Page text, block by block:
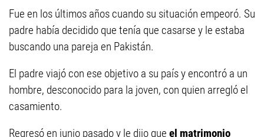
Fue en los últimos años cuando su situación empeoró. Su
padre había decidido que tenía que casarse y le estaba
buscando una pareja en Pakistán.
El padre viajó con ese objetivo a su país y encontró a un
hombre, desconocido para la joven, con quien arregló el
casamiento.
Regresó en junio pasado y le dijo que el matrimonio